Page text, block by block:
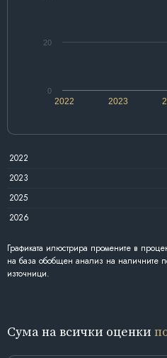
2022 2023
0
20
2022
2023
2025
2026
Графиката илюстрира промените в
на база обобщен анализ на наличните
източници.
Сума на всички оценки